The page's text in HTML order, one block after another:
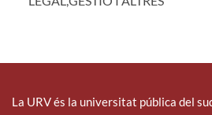
La URV és la universitat pública del